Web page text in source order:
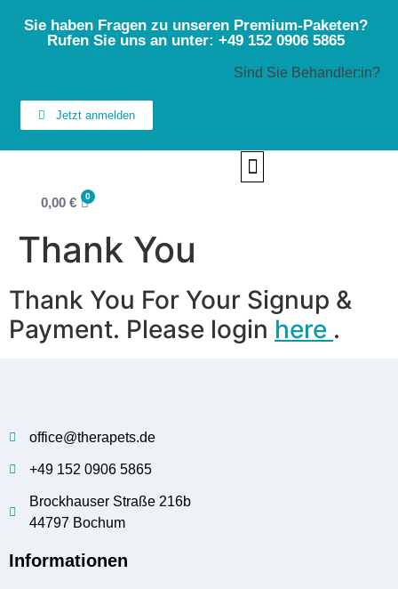
Sie haben Fragen zu unseren Premium-Paketen?
Rufen Sie uns an unter: +49 152 0906 5865
Sind Sie Behandler:in?
Jetzt anmelden
0,00€ 0
Thank You
Thank You For Your Signup &
Payment. Please login here .
office@therapets.de
+49 152 0906 5865
Brockhauser Straße 216b
44797 Bochum
Informationen